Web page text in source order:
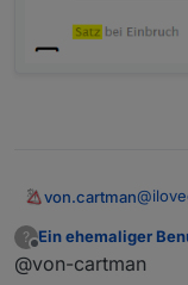
von.cartman@
die
? Ein ehemaliger
@von-cartman